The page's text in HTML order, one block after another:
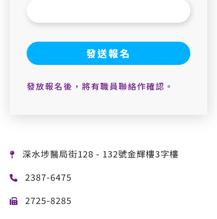
發放報名後，將有職員聯絡作確認。
深水埗醫局街128 - 132號金輝樓3字樓
2387-6475
2725-8285